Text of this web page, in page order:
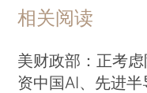
相关阅读
美财政部：正考
资中国AI、先进